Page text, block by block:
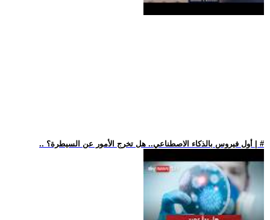
.. أول فيروس بالذكاء الاصطناعي.. هل تخرج الأمور عن السيطرة؟ | #